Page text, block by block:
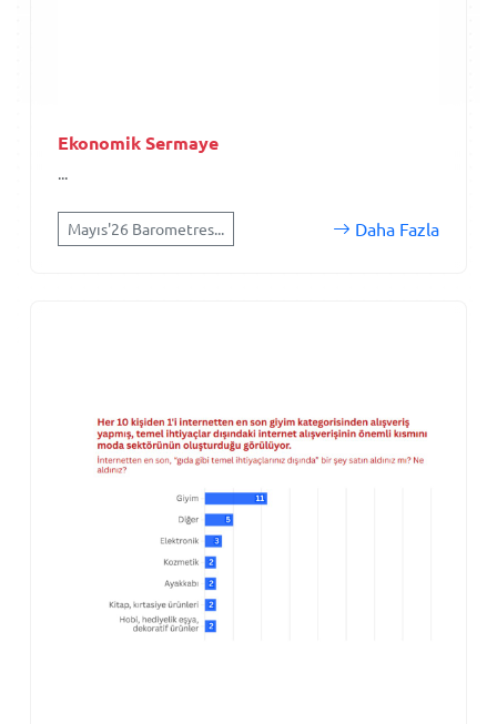
Ekonomik Sermaye
...
Mayıs'26 Barometres... Daha Fazla